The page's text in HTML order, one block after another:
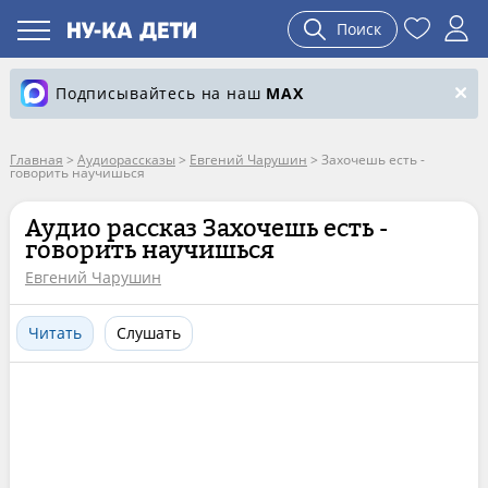
Поиск
Подписывайтесь на наш MAX
Главная > Аудиорассказы > Евгений Чарушин > Захочешь есть -
говорить научишься
Аудио рассказ Захочешь есть -
говорить научишься
Евгений Чарушин
Читать Слушать